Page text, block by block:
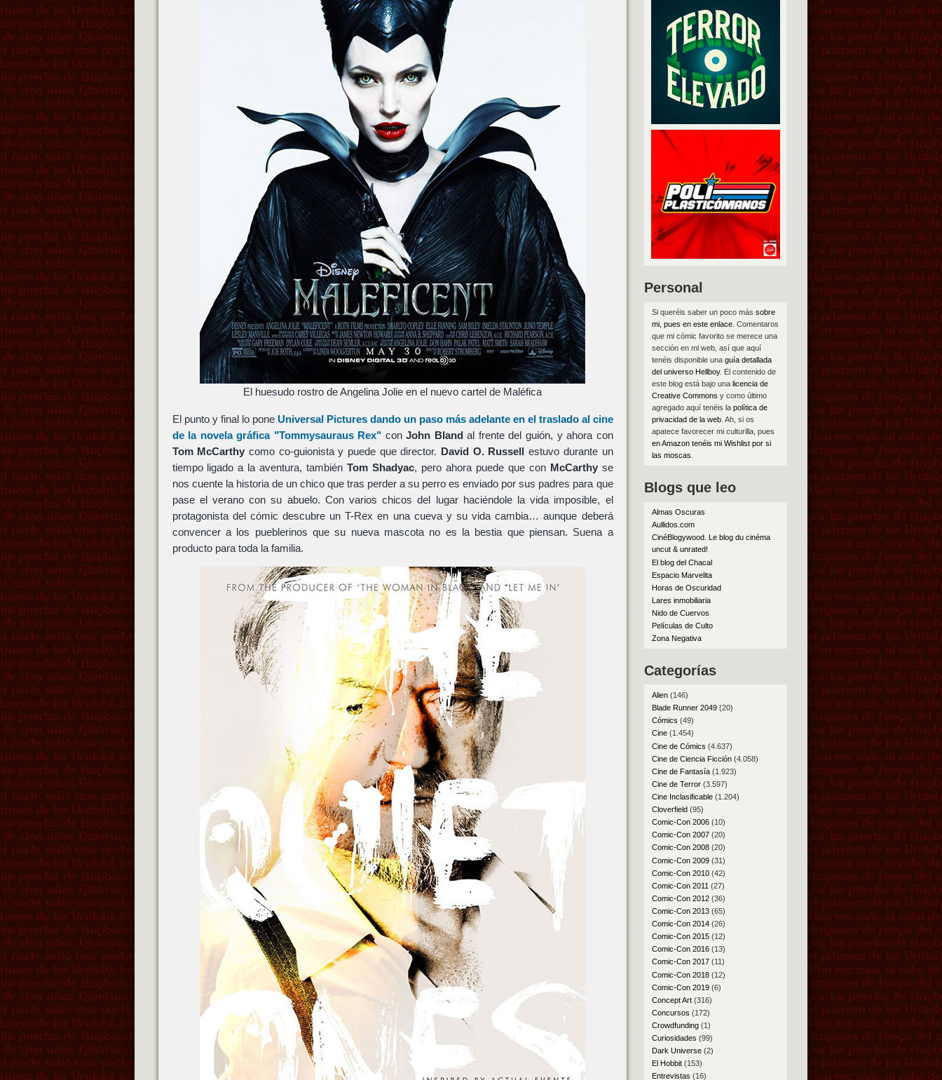
El huesudo rostro de Angelina Jolie en el nuevo cartel de Maléfica
El punto y final lo pone Universal Picturesdando un paso más adelante en el traslado al cine
de la novela gráfica "Tommysauraus Rex" conJohn Blandal frente del guión, y ahora con
Tom McCarthy como co-guionista y puede que director. David O. Russell estuvo durante un
tiempo ligado a la aventura, tambiénTom Shadyac, pero ahora puede que con McCarthyse
nos cuente la historia de un chico que tras perder a su perro es enviado por sus padres para que
pase el verano con su abuelo. Con varios chicos del lugar haciéndole la vida imposible, el
protagonista del cómic descubre un T-Rex en una cueva y su vida cambia… aunque deberá
convencer a los pueblerinos que su nueva mascota no es la bestia que piensan. Suena a
producto para toda la familia.
Personal
Si queréis saber un poco más sobre
mi, pues en este enlace. Comentaros
que mi cómic favorito se merece una
sección en mi web, así que aquí
tenéis disponible una guía detallada
del universo Hellboy. El contenido de
este blog está bajo una licencia de
Creative Commons y como último
agregado aquí tenéis la política de
privacidad de la web. Ah, si os
apatece favorecer mi culturilla, pues
en Amazon tenéis mi Wishlist por si
las moscas
Blogs que leo
Almas Oscuras
Aullidos.com
CinéBlogywood. Le blog du cinéma
uncut & unrated!
El blog del Chacal
Espacio Marvelita
Horas de Oscuridad
Lares inmobiliaria
Nido de Cuervos
Películas de Culto
Zona Negativa
Categorías
Alien(146)
Blade Runner 2049(20)
Cómics (49)
Cine(1.454)
Cine de Cómics (4.637)
Cine de Ciencia Ficción(4.058)
Cine de Fantasía(1.923)
Cine de Terror(3.597)
Cine Inclasificable(1.204)
Cloverfield(95)
Comic-Con 2006(10)
Comic-Con 2007(20)
Comic-Con 2008(20)
Comic-Con 2009(31)
Comic-Con 2010(42)
Comic-Con 2011 (27)
Comic-Con 2012(36)
Comic-Con 2013(65)
Comic-Con 2014(26)
Comic-Con 2015(12)
Comic-Con 2016(13)
Comic-Con 2017(11)
Comic-Con 2018(12)
Comic-Con 2019(6)
Concept Art(316)
Concursos (172)
Crowdfunding(1)
Curiosidades (99)
Dark Universe(2)
El Hobbit(153)
Entrevistas (16)